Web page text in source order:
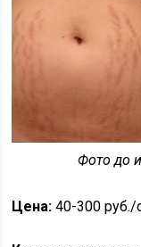
Фото до
Цена: 40-300